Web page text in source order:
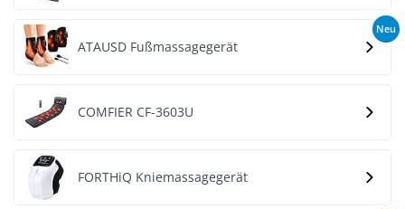
Neu
ATAUSD Fußmassagegerät
COMFIER CF-3603U
FORTHiQ Kniemassagegerät